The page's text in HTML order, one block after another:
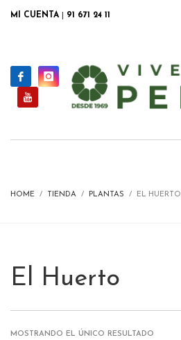
MI CUENTA 91 671 24 11
HOME TIENDA PLANTAS EL HUERTO
El Huerto
MOSTRANDO EL ÚNICO RESULTADO